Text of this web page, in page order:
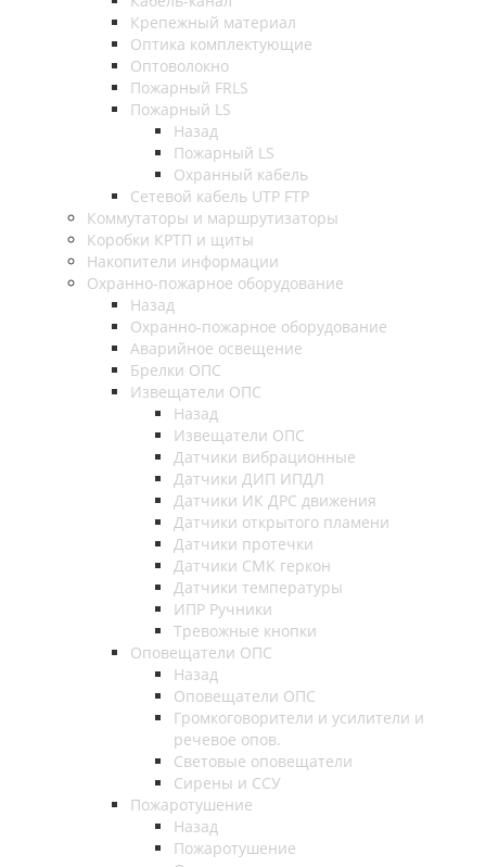
Крепежный материал
Оптика комплектующие
Оптоволокно
Пожарный FRLS
Пожарный LS
Назад
Пожарный LS
Охранный кабель
Сетевой кабель UTP FTP
Коммутаторы и маршрутизаторы
Коробки КРТП и щиты
Накопители информации
Охранно-пожарное оборудование
Назад
Охранно-пожарное оборудование
Аварийное освещение
Брелки ОПС
Извещатели ОПС
Назад
Извещатели ОПС
Датчики вибрационные
Датчики ДИП ИПДЛ
Датчики ИК ДРС движения
Датчики открытого пламени
Датчики протечки
Датчики СМК геркон
Датчики температуры
ИПР Ручники
Тревожные кнопки
Оповещатели ОПС
Назад
Оповещатели ОПС
Громкоговорители и усилители и
речевое опов.
Световые оповещатели
Сирены и ССУ
Пожаротушение
Назад
Пожаротушение